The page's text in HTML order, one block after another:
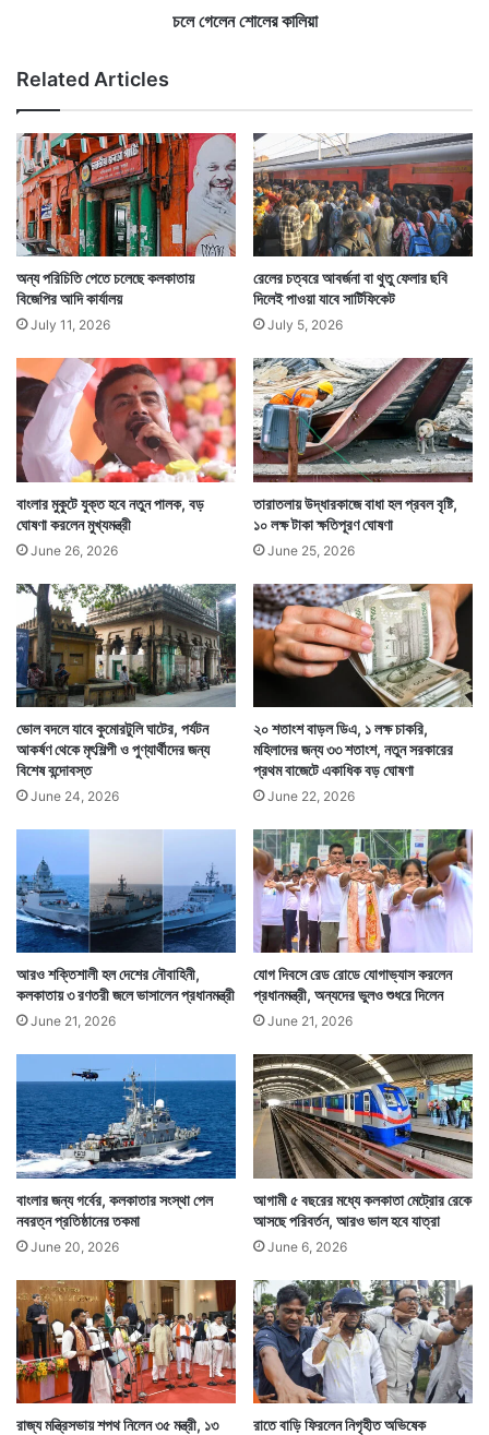
হচ্ছে। এই যাত্রা শুরু কী একসঙ্গে হাতে হাত মিলিয়ে যাত্রা?
অন্তত সেটাই মানে দাঁড়াচ্ছে।
Tags Biman Bose Kolkata News Somen Mitra
ফ
ল
চলে গেলেন শোলের কালিয়া
Related Articles
অন্য পরিচিতি পেতে চলেছে কলকাতায়
বিজেপির আদি কার্যালয়
July 11, 2026
রেলের চত্বরে আবর্জনা বা থুতু ফেলার ছবি
দিলেই পাওয়া যাবে সার্টিফিকেট
July 5, 2026
বাংলার মুকুটে যুক্ত হবে নতুন পালক, বড়
ঘোষণা করলেন মুখ্যমন্ত্রী
June 26, 2026
তারাতলায় উদ্ধারকাজে বাধা হল প্রবল বৃষ্টি,
১০ লক্ষ টাকা ক্ষতিপূরণ ঘোষণা
June 25, 2026
ভোল বদলে যাবে কুমোরটুলি ঘাটের, পর্যটন
আকর্ষণ থেকে মৃৎশিল্পী ও পুণ্যার্থীদের জন্য
বিশেষ বন্দোবস্ত
June 24, 2026
২০ শতাংশ বাড়ল ডিএ, ১ লক্ষ চাকরি,
মহিলাদের জন্য ৩৩ শতাংশ, নতুন সরকারের
প্রথম বাজেটে একাধিক বড় ঘোষণা
June 22, 2026
আরও শক্তিশালী হল দেশের নৌবাহিনী,
কলকাতায় ৩ রণতরী জলে ভাসালেন প্রধানমন্ত্রী
June 21, 2026
যোগ দিবসে রেড রোডে যোগাভ্যাস করলেন
প্রধানমন্ত্রী, অন্যদের ভুলও শুধরে দিলেন
June 21, 2026
বাংলার জন্য গর্বের, কলকাতার সংস্থা পেল
নবরত্ন প্রতিষ্ঠানের তকমা
June 20, 2026
আগামী ৫ বছরের মধ্যে কলকাতা মেট্রোর রেকে
আসছে পরিবর্তন, আরও ভাল হবে যাত্রা
June 6, 2026
রাজ্য মন্ত্রিসভায় শপথ নিলেন ৩৫ মন্ত্রী, ১৩
রাতে বাড়ি ফিরলেন নিগৃহীত অভিষেক